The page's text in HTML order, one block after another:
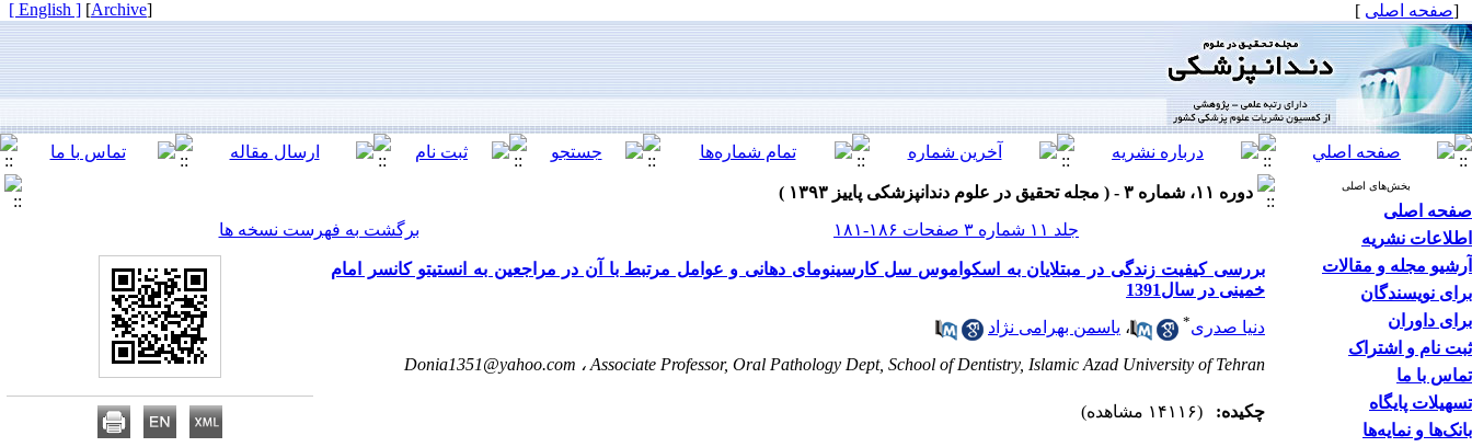
[صفحه اصلی ]
[
Archive
]
[ English ]
بخش‌های اصلی
صفحه اصلی
اطلاعات نشریه
آرشیو مجله و مقالات
برای نویسندگان
برای داوران
ثبت نام و اشتراک
تماس با ما
تسهیلات پایگاه
بانک‌ها و نمایه‌ها
دوره ۱۱، شماره ۳ - ( مجله تحقیق در علوم دندانپزشکی پاییز ۱۳۹۳ )
جلد ۱۱ شماره ۳ صفحات ۱۸۶-۱۸۱
برگشت به فهرست نسخه ها
بررسی کیفیت زندگی در مبتلایان به اسکواموس سل کارسینومای دهانی و عوامل مرتبط با آن در مراجعین به انستیتو کانسر امام
خمینی در سال1391
دنیا صدری* ، یاسمن بهرامی نژاد
Associate Professor, Oral Pathology Dept, School of Dentistry, Islamic Azad University of Tehran ،
Donia1351@yahoo.com
چکیده: (۱۴۱۱۶ مشاهده)